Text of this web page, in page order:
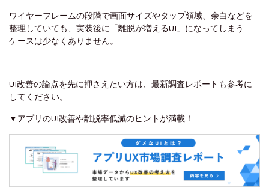
ワイヤーフレームの段階で画面サイズやタップ領域、余白などを
整理していても、実装後に「離脱が増えるUI」になってしまう
ケースは少なくありません。
UI改善の論点を先に押さえたい方は、最新調査レポートも参考に
してください。
▼アプリのUI改善や離脱率低減のヒントが満載！